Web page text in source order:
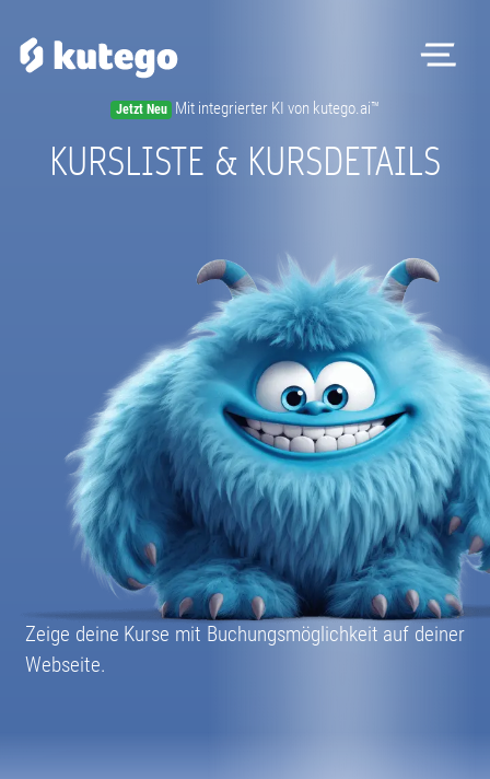
Jetzt Neu Mit integrierter KI von kutego.ai™
KURSLISTE & KURSDETAILS
Zeige deine Kurse mit Buchungsmöglichkeit auf deiner
Webseite.
Software
Hardware
Kontakt
Magazin
Registrieren
Beratungstermin
08004003055